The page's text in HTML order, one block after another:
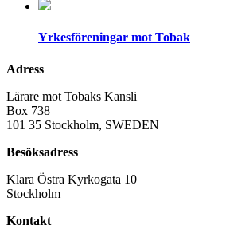
Yrkesföreningar mot Tobak
Adress
Lärare mot Tobaks Kansli
Box 738
101 35 Stockholm, SWEDEN
Besöksadress
Klara Östra Kyrkogata 10
Stockholm
Kontakt